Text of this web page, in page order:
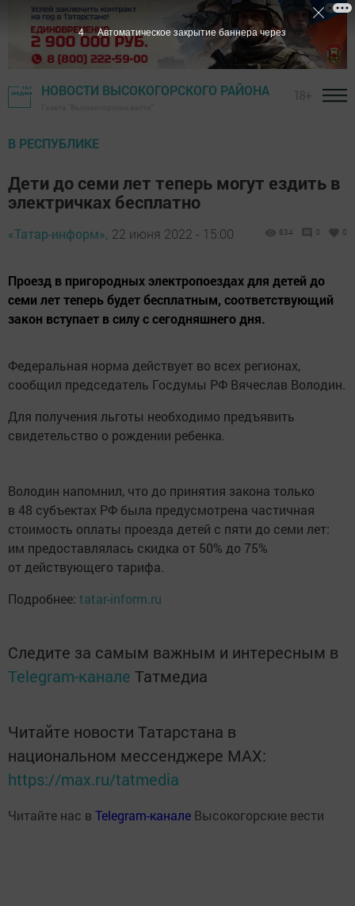
НОВОСТИ ВЫСОКОГОРСКОГО РАЙОНА
В РЕСПУБЛИКЕ
Дети до семи лет теперь могут ездить в
электричках бесплатно
«Татар-информ», 22 июня 2022 - 15:00 834 0 0
Проезд в пригородных электропоездах для детей до
семи лет теперь будет бесплатным, соответствующий
закон вступает в силу с сегодняшнего дня.
Федеральная норма действует во всех регионах,
сообщил председатель Госдумы РФ Вячеслав Володин.
Для получения льготы необходимо предъявить
свидетельство о рождении ребенка.
Володин напомнил, что до принятия закона только
в 48 субъектах РФ была предусмотрена частичная
стоимость оплаты проезда детей с пяти до семи лет:
им предоставлялась скидка от 50% до 75%
от действующего тарифа.
Подробнее: tatar-inform.ru
Следите за самым важным и интересным в
Telegram-канале Татмедиа
Читайте новости Татарстана в
национальном мессенджере MАХ:
https://max.ru/tatmedia
Читайте нас в Telegram-канале Высокогорские вести
3 Автоматическое закрытие баннера через